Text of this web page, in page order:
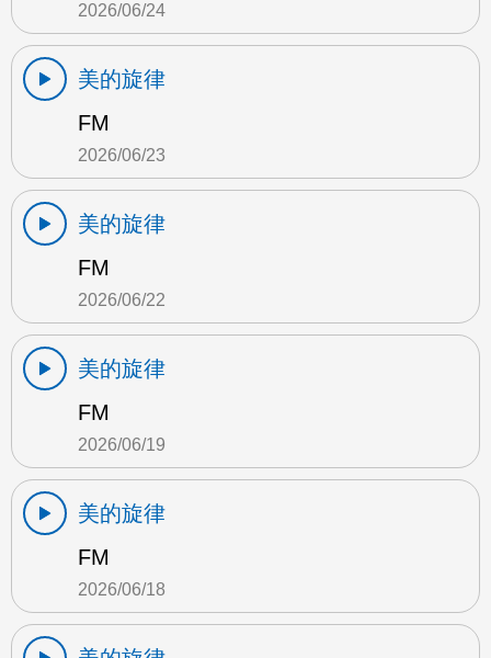
2026/06/24
美的旋律
FM
2026/06/23
美的旋律
FM
2026/06/22
美的旋律
FM
2026/06/19
美的旋律
FM
2026/06/18